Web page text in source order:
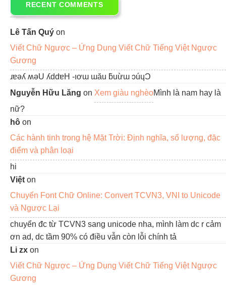
RECENT COMMENTS
Lê Tấn Quý on
Viết Chữ Ngược – Ứng Dụng Viết Chữ Tiếng Việt Ngược
Gương
ɹɐǝʎ ʍǝU ʎddɐH -ıơɯ ɯău ƃuừɯ ɔúɥƆ
Nguyễn Hữu Lăng on Xem giàu nghèoMình là nam hay là
nữ?
hô on
Các hành tinh trong hệ Mặt Trời: Định nghĩa, số lượng, đặc
điểm và phân loại
hi
Việt on
Chuyển Font Chữ Online: Convert TCVN3, VNI to Unicode
và Ngược Lại
chuyển đc từ TCVN3 sang unicode nha, mình làm dc r cảm
ơn ad, dc tầm 90% có điều vẫn còn lỗi chính tả
Li zx on
Viết Chữ Ngược – Ứng Dụng Viết Chữ Tiếng Việt Ngược
Gương